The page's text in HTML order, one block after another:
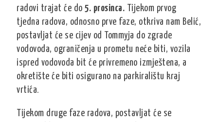
radovi trajat će do5. prosinca. Tijekom prvog
tjedna radova, odnosno prve faze, otkriva nam Belić,
postavljat će se cijev od Tommyja do zgrade
vodovoda, ograničenja u prometu neće biti, vozila
ispred vodovoda bit će privremeno izmještena, a
okretište će biti osigurano na parkiralištu kraj
vrtića.
Tijekom druge faze radova, postavljat će se